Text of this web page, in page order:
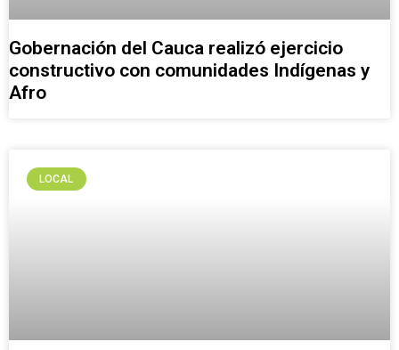
Gobernación del Cauca realizó ejercicio
constructivo con comunidades Indígenas y
Afro
LOCAL